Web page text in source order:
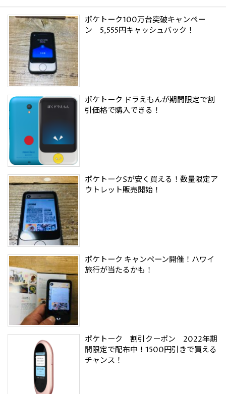
ポケトーク100万台突破キャンペー
ン 5,555円キャッシュバック！
ポケトーク ドラえもんが期間限定で割
引価格で購入できる！
ポケトークSが安く買える！数量限定ア
ウトレット販売開始！
ポケトーク キャンペーン開催！ハワイ
旅行が当たるかも！
ポケトーク 割引クーポン 2022年期
間限定で配布中！1500円引きで買える
チャンス！